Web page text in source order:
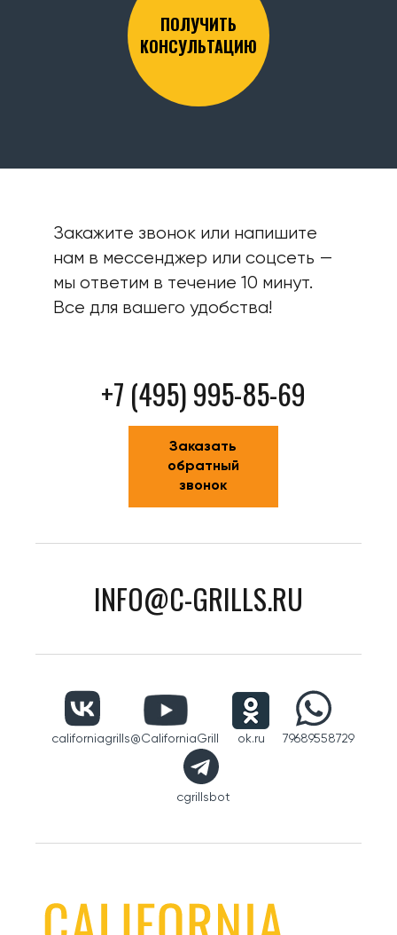
ПОЛУЧИТЬ
КОНСУЛЬТАЦИЮ
Закажите звонок или напишите
нам в мессенджер или соцсеть —
мы ответим в течение 10 минут.
Все для вашего удобства!
+7 (495) 995-85-69
Заказать
обратный
звонок
INFO@C-GRILLS.RU
californiagrills@CaliforniaGrill ok.ru 79689558729
cgrillsbot